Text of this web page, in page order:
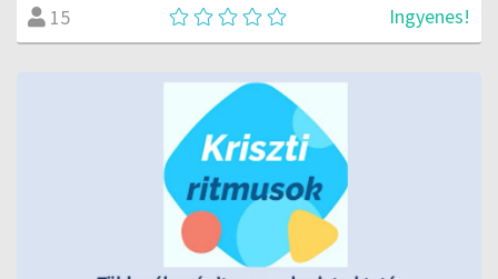
15 Ingyenes!